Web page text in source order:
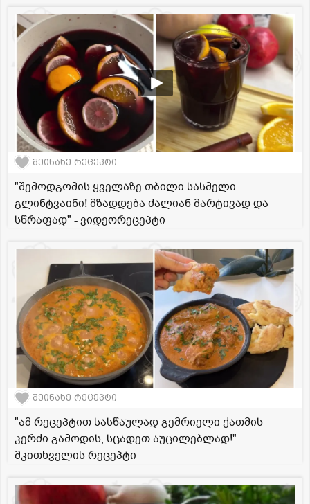
შეინახე რეცეპტი
"შემოდგომის ყველაზე თბილი სასმელი -
გლინტვაინი! მზადდება ძალიან მარტივად და
სწრაფად" - ვიდეორეცეპტი
შეინახე რეცეპტი
"ამ რეცეპტით სასწაულად გემრიელი ქათმის
კერძი გამოდის, სცადეთ აუცილებლად!" -
მკითხველის რეცეპტი